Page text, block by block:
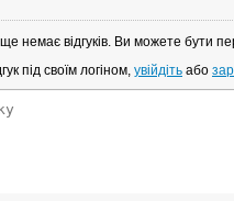
немає відгуків. Ви можете бути
під своїм логіном, увійдіть або